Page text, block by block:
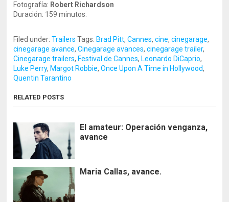
Fotografía: Robert Richardson
Duración: 159 minutos.
Filed under:Trailers Tags: Brad Pitt,Cannes,cine,cinegarage,
cinegarage avance,Cinegarage avances,cinegarage trailer,
Cinegarage trailers, Festival de Cannes, Leonardo DiCaprio,
Luke Perry, Margot Robbie,Once Upon A Time in Hollywood,
Quentin Tarantino
RELATED POSTS
El amateur: Operación venganza,
avance
Maria Callas, avance.